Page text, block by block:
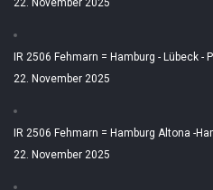
22. November 2025
IR 2506 Fehmarn = Hamburg - Lübeck -
22. November 2025
IR 2506 Fehmarn = Hamburg Altona -
22. November 2025